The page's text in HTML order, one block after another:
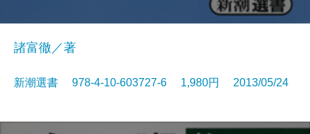
諸富徹／著
新潮選書 978-4-10-603727-6 1,980円 2013/05/24